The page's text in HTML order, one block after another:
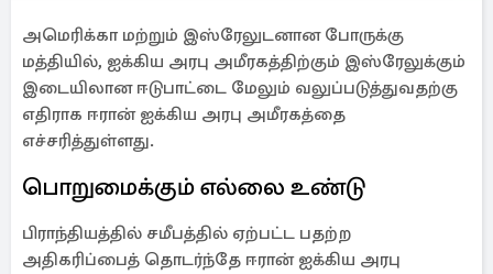
அமெரிக்கா மற்றும் இஸ்ரேலுடனான போருக்கு
மத்தியில், ஐக்கிய அரபு அமீரகத்திற்கும் இஸ்ரேலுக்கும்
இடையிலான ஈடுபாட்டை மேலும் வலுப்படுத்துவதற்கு
எதிராக ஈரான் ஐக்கிய அரபு அமீரகத்தை
எச்சரித்துள்ளது.
பொறுமைக்கும் எல்லை உண்டு
பிராந்தியத்தில் சமீபத்தில் ஏற்பட்ட பதற்ற
அதிகரிப்பைத் தொடர்ந்தே ஈரான் ஐக்கிய அரபு